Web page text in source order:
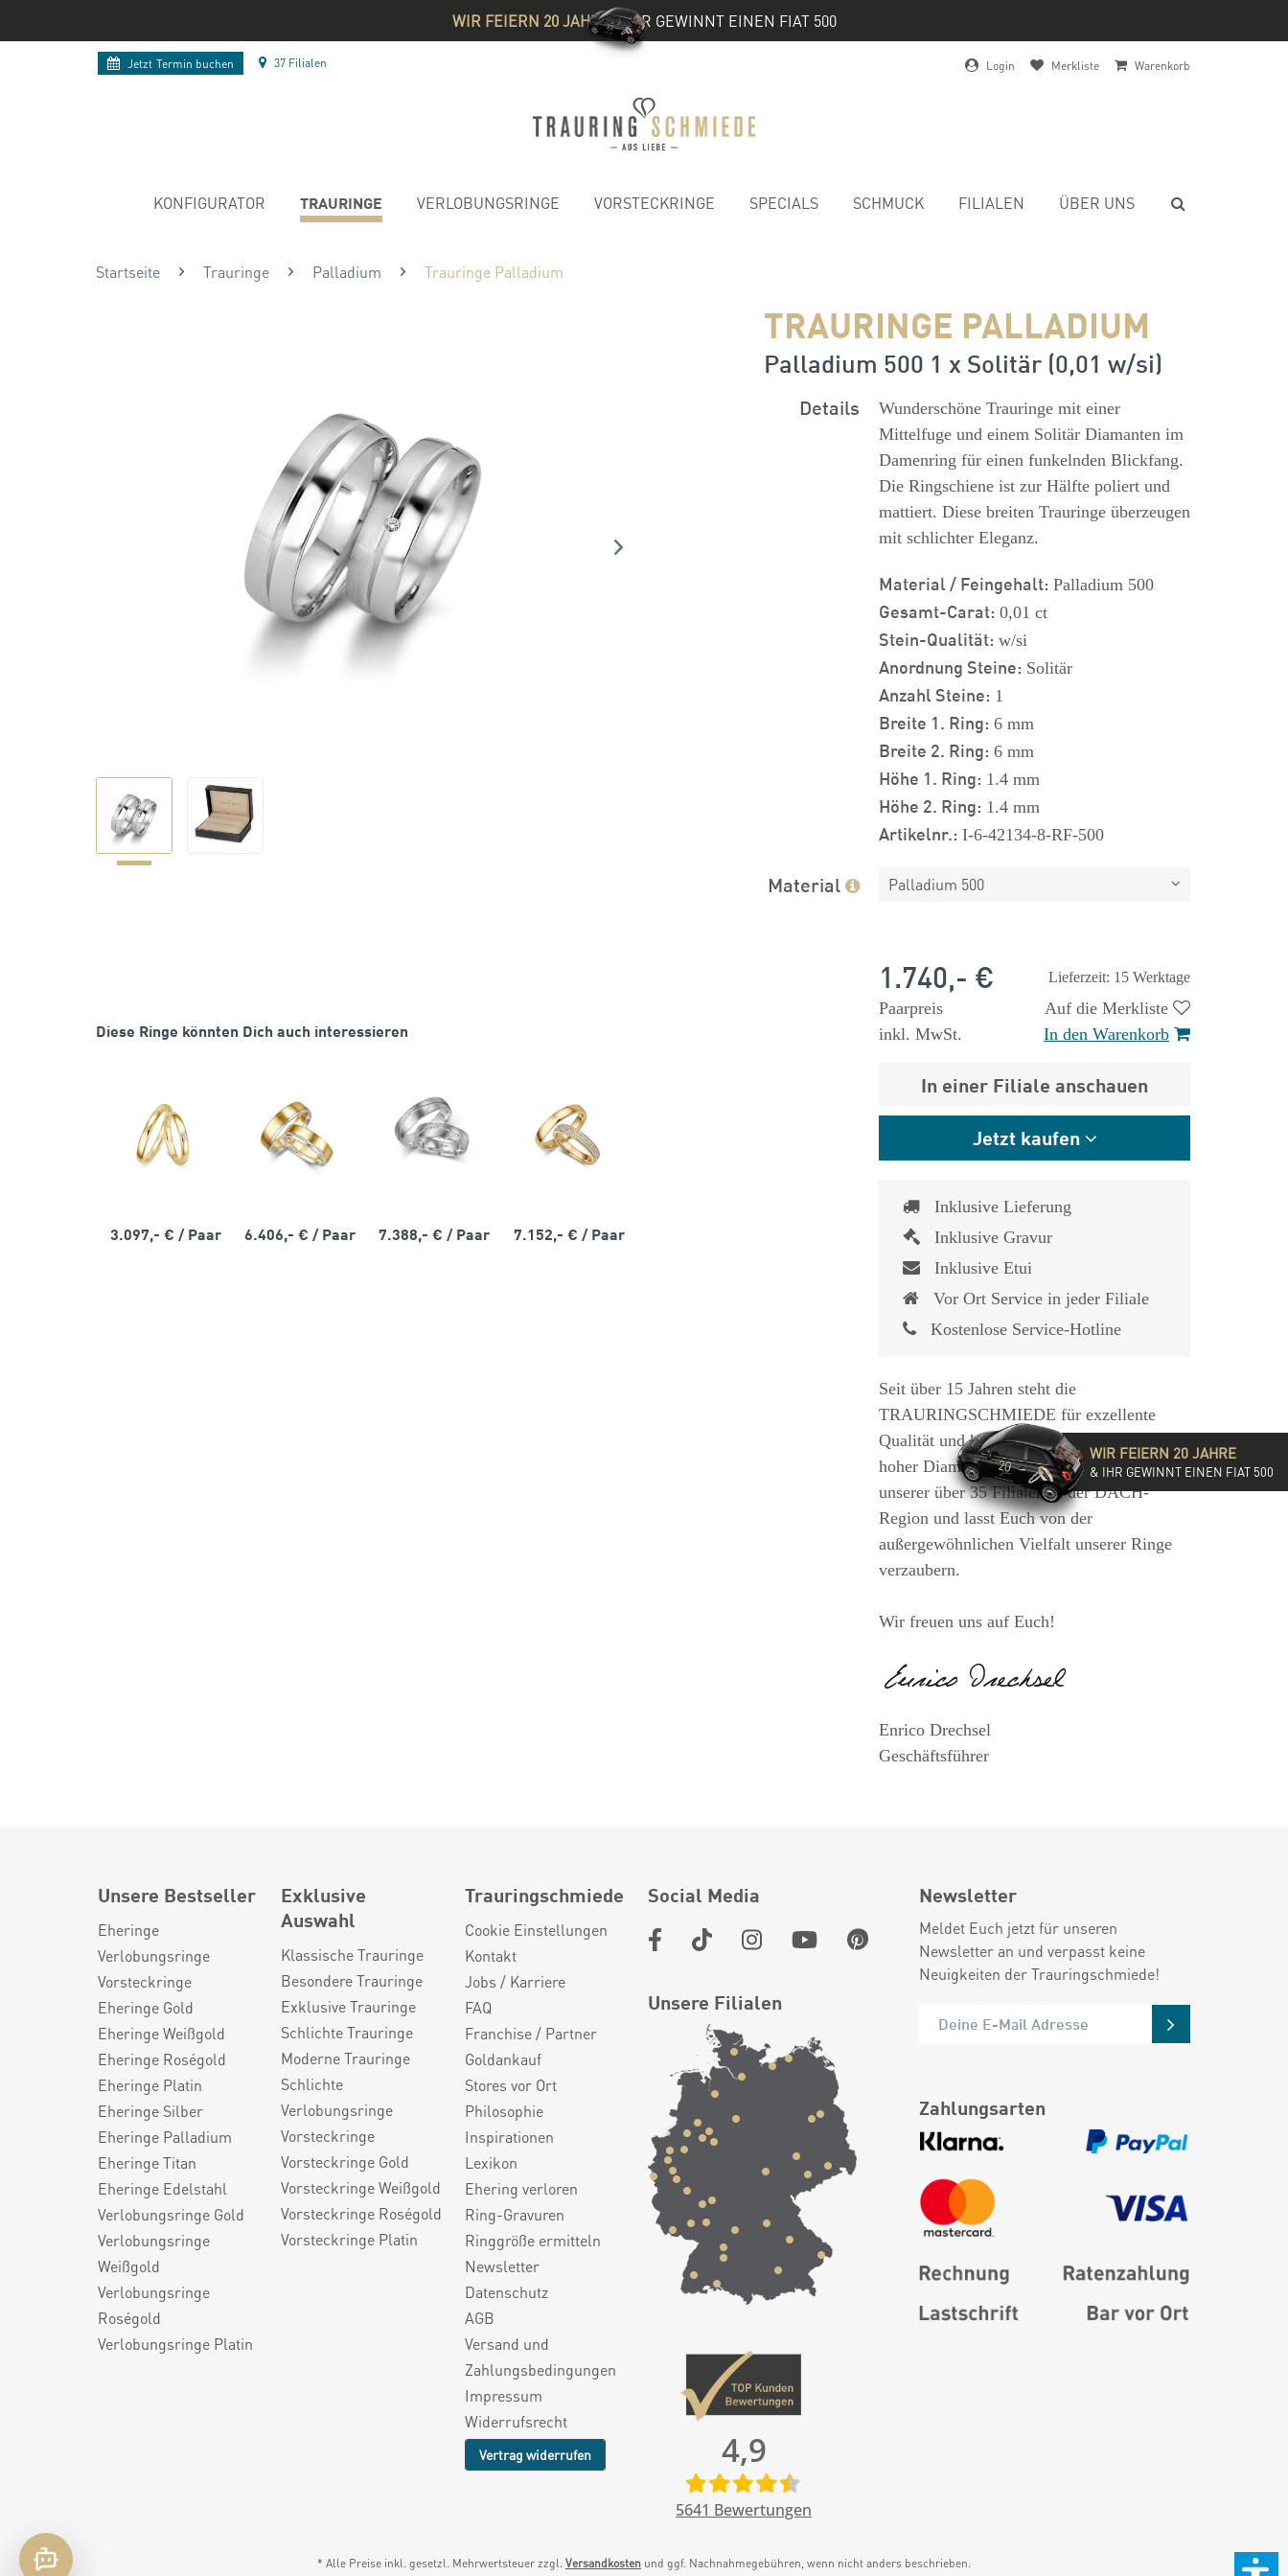
WIR FEIERN 20 JAHRE& IHR GEWINNT EINEN FIAT 500
Jetzt Termin buchen 37 Filialen Login Merkliste Warenkorb
KONFIGURATOR TRAURINGE VERLOBUNGSRINGE VORSTECKRINGE SPECIALS SCHMUCK FILIALEN ÜBER UNS
Startseite Trauringe Palladium Trauringe Palladium
TRAURINGE PALLADIUM
Palladium 500 1 x Solitär (0,01 w/si)
Diese Ringe könnten Dich auch interessieren
3.097,- € / Paar 6.406,- €/ Paar 7.388,- €/ Paar 7.152,- € / Paar
Details
Wunderschöne Trauringe mit einer
Mittelfuge und einem Solitär Diamanten im
Damenring für einen funkelnden Blickfang.
Die Ringschiene ist zur Hälfte poliert und
mattiert. Diese breiten Trauringe überzeugen
mit schlichter Eleganz.
Material / Feingehalt: Palladium 500
Gesamt-Carat: 0,01 ct
Stein-Qualität: w/si
Anordnung Steine: Solitär
Anzahl Steine: 1
Breite 1. Ring: 6 mm
Breite 2. Ring: 6 mm
Höhe 1. Ring: 1.4 mm
Höhe 2. Ring: 1.4 mm
Artikelnr.: I-6-42134-8-RF-500
Material Palladium 500
Lieferzeit: 15 Werktage
1.740,- €
Paarpreis
inkl. MwSt.
Auf die Merkliste
In den Warenkorb
In einer Filiale anschauen
Jetzt kaufen
Inklusive Lieferung
Inklusive Gravur
Inklusive Etui
Vor Ort Service in jeder Filiale
Kostenlose Service-Hotline
Seit über 15 Jahren steht die
TRAURINGSCHMIEDE für exzellente
Qualität und hochwertige Beratung mit
hoher Diamantkompetenz. Besucht eine
unserer über 35 Filialen in der DACH-
Region und lasst Euch von der
außergewöhnlichen Vielfalt unserer Ringe
verzaubern.
Wir freuen uns auf Euch!
Enrico Drechsel
Geschäftsführer
Unsere Bestseller
Eheringe
Verlobungsringe
Vorsteckringe
Eheringe Gold
Eheringe Weißgold
Eheringe Roségold
Eheringe Platin
Eheringe Silber
Eheringe Palladium
Eheringe Titan
Eheringe Edelstahl
Verlobungsringe Gold
Verlobungsringe
Weißgold
Verlobungsringe
Roségold
Verlobungsringe Platin
Exklusive
Auswahl
Klassische Trauringe
Besondere Trauringe
Exklusive Trauringe
Schlichte Trauringe
Moderne Trauringe
Schlichte
Verlobungsringe
Vorsteckringe
Vorsteckringe Gold
Vorsteckringe Weißgold
Vorsteckringe Roségold
Vorsteckringe Platin
Trauringschmiede
Cookie Einstellungen
Kontakt
Jobs / Karriere
FAQ
Franchise / Partner
Goldankauf
Stores vor Ort
Philosophie
Inspirationen
Lexikon
Ehering verloren
Ring-Gravuren
Ringgröße ermitteln
Newsletter
Datenschutz
AGB
Versand und
Zahlungsbedingungen
Impressum
Widerrufsrecht
Vertrag widerrufen
Social Media
Unsere Filialen
4,9
5641 Bewertungen
Newsletter
Meldet Euch jetzt für unseren
Newsletter an und verpasst keine
Neuigkeiten der Trauringschmiede!
Zahlungsarten
* Alle Preise inkl. gesetzl. Mehrwertsteuer zzgl. Versandkosten und ggf. Nachnahmegebühren, wenn nicht anders beschrieben.
WIR FEIERN 20 JAHRE
& IHR GEWINNT EINEN FIAT 500